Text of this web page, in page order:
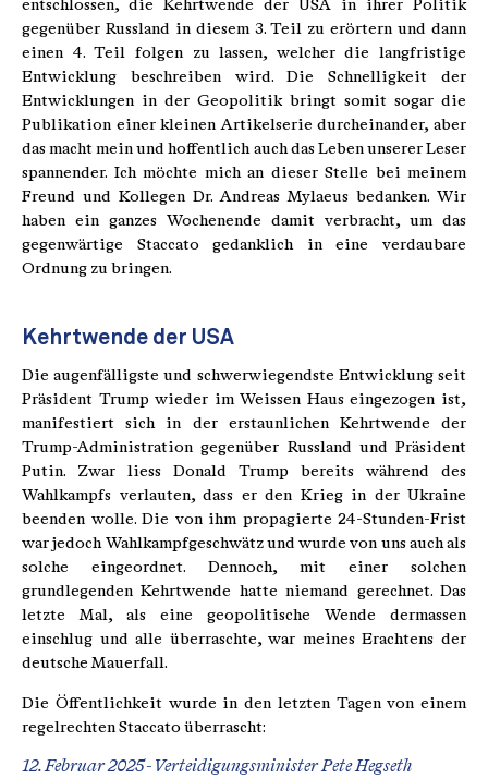
entschlossen, die Kehrtwende der USA in ihrer Politik
gegenüber Russland in diesem 3. Teil zu erörtern und dann
einen 4. Teil folgen zu lassen, welcher die langfristige
Entwicklung beschreiben wird. Die Schnelligkeit der
Entwicklungen in der Geopolitik bringt somit sogar die
Publikation einer kleinen Artikelserie durcheinander, aber
das macht mein und hoffentlich auch das Leben unserer Leser
spannender. Ich möchte mich an dieser Stelle bei meinem
Freund und Kollegen Dr. Andreas Mylaeus bedanken. Wir
haben ein ganzes Wochenende damit verbracht, um das
gegenwärtige Staccato gedanklich in eine verdaubare
Ordnung zu bringen.
Kehrtwende der USA
Die augenfälligste und schwerwiegendste Entwicklung seit
Präsident Trump wieder im Weissen Haus eingezogen ist,
manifestiert sich in der erstaunlichen Kehrtwende der
Trump-Administration gegenüber Russland und Präsident
Putin. Zwar liess Donald Trump bereits während des
Wahlkampfs verlauten, dass er den Krieg in der Ukraine
beenden wolle. Die von ihm propagierte 24-Stunden-Frist
war jedoch Wahlkampfgeschwätz und wurde von uns auch als
solche eingeordnet. Dennoch, mit einer solchen
grundlegenden Kehrtwende hatte niemand gerechnet. Das
letzte Mal, als eine geopolitische Wende dermassen
einschlug und alle überraschte, war meines Erachtens der
deutsche Mauerfall.
Die Öffentlichkeit wurde in den letzten Tagen von einem
regelrechten Staccato überrascht:
12. Februar 2025 - Verteidigungsminister Pete Hegseth